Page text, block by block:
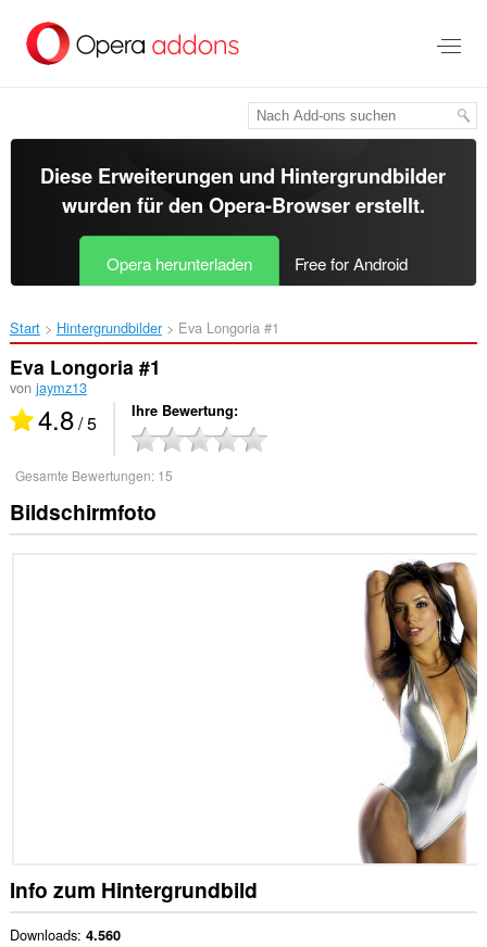
Hauptinhalt
springen
Diese Erweiterungen und Hintergrundbilder
wurden für den Opera-Browsererstellt.
Opera herunterladen Free for Android
Start Hintergrundbilder Eva Longoria #1‎
Eva Longoria #1
von jaymz13
4.8/ 5 Ihre Bewertung
Gesamte Bewertungen: 15
Bildschirmfoto
Info zum Hintergrundbild
Downloads 4.560